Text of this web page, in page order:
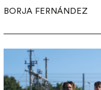
BORJA FERNÁNDEZ